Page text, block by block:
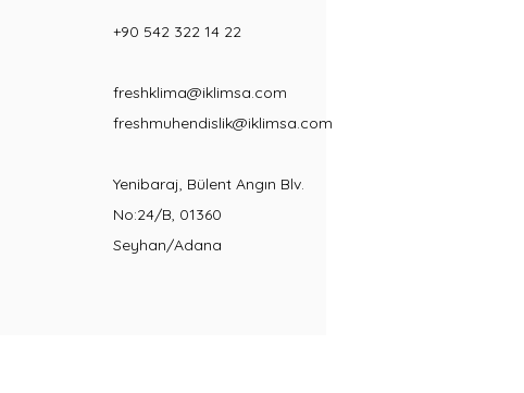
+90 542 322 14 22
freshklima@iklimsa.com
freshmuhendislik@iklimsa.com
Yenibaraj, Bülent Angın Blv.
No:24/B, 01360
Seyhan/Adana